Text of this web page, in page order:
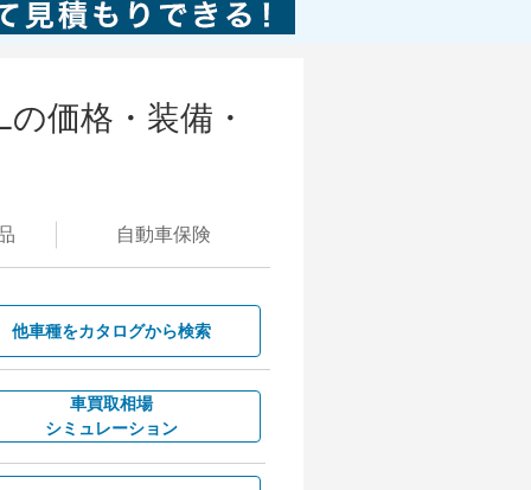
価格・装備・
自動車保険
他車種をカタログから検索
車買取相場
シミュレーション